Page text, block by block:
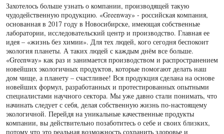
Захотелось больше узнать о компании, производящей такую
чудодейственную продукцию. «Greenway» - российская компания,
основанная в 2017 году в Новосибирске, имеющая собственные
лаборатории, исследовательский центр и производство. Главная ее
идея – «жизнь без химии». Для тех людей, кого сегодня беспокоит
экология планеты. А таких людей с каждым днём все больше.
«Greenway» как раз и занимается производством и распространением
новейших экологичных продуктов, которые помогают делать наш
дом чище, а планету – счастливее! Вся продукция сделана на основе
новейших формул, разработанных и протестированных опытными
специалистами научного сектора. Мы уже давно стали понимать, что
начинать следует с себя, делая собственную жизнь по-настоящему
экологичной. Перейдя на уникальные качественные продукты
компании, вы действительно позаботитесь о себе и своих близких,
потому что это реальная возможность сохранить здоровье и